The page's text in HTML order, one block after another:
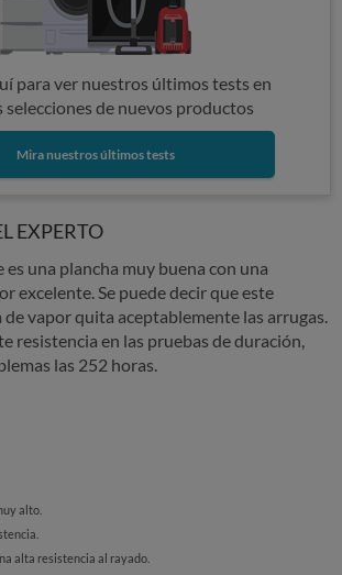
para ver nuestros últimos tests en
selecciones de nuevos productos
Mira nuestros últimos tests
EXPERTO
es una plancha muy buena con una
excelente. Se puede decir que este
de vapor quita aceptablemente las arrugas.
resistencia en las pruebas de duración,
las 252 horas.
alto.
alta resistencia al rayado.